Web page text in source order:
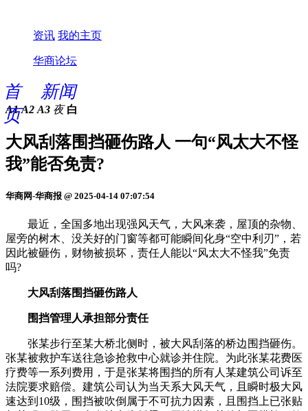
资讯 我的主页
华商论坛
首
页
新闻
A1 A2 A3 夜 白
大风刮落围挡砸伤路人 一句“风太大不怪
我”能否免责?
华商网-华商报 @ 2025-04-14 07:07:54
最近，全国多地出现强风天气，大风来袭，屋顶的杂物、
屋旁的树木、没关好的门窗等都可能瞬间化身“空中利刃”，若
因此被砸伤，财物被损坏，责任人能以“风太大不怪我”免责
吗?
大风刮落围挡砸伤路人
围挡管理人承担部分责任
张某步行至某大桥北侧时，被大风刮落的桥边围挡砸伤。
张某被救护车送往急诊抢救中心就诊并住院。为此张某花费医
疗费等一系列费用，于是张某将围挡的所有人某建筑公司诉至
法院要求赔偿。建筑公司认为当天系大风天气，且瞬时极大风
速达到10级，围挡被吹倒属于不可抗力因素，且围挡上已张贴